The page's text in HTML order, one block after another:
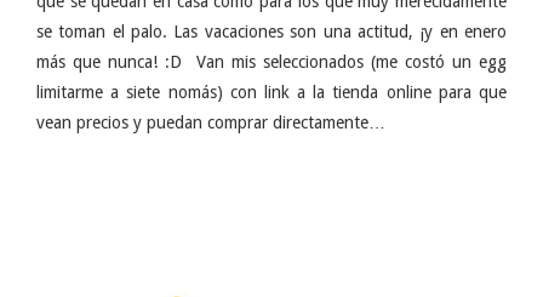
se toman el palo. Las vacaciones son una actitud, ¡y en enero
más que nunca! :D Van mis seleccionados (me costó un egg
limitarme a siete nomás) con link a la tienda online para que
vean precios y puedan comprar directamente…